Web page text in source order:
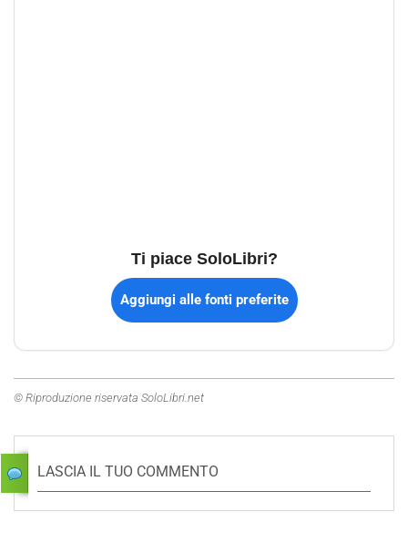
Ti piace SoloLibri?
Aggiungi alle fonti preferite
© Riproduzione riservata SoloLibri.net
LASCIA IL TUO COMMENTO